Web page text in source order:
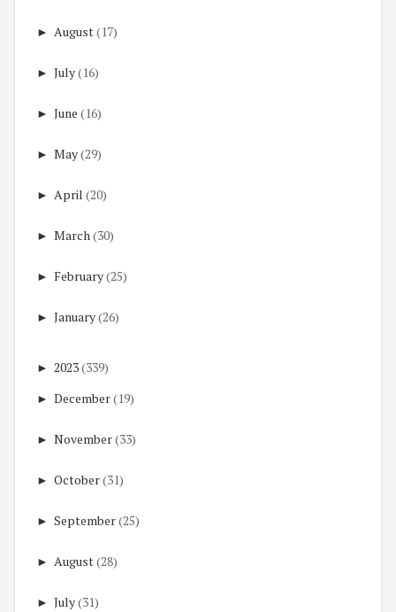
► August(17)
► July(16)
► June (16)
► May(29)
► April (20)
► March(30)
► February(25)
► January(26)
► 2023(339)
► December(19)
► November(33)
► October(31)
► September(25)
► August(28)
► July(31)